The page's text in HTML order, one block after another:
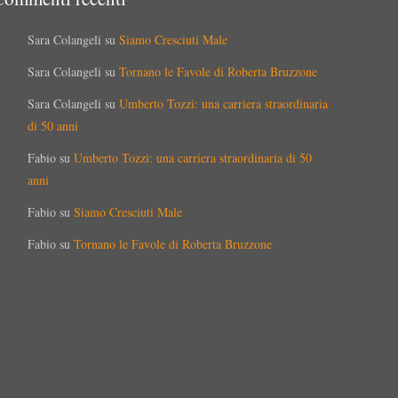
Sara Colangeli suSiamo Cresciuti Male
Sara Colangeli suTornano le Favole di Roberta Bruzzone
Sara Colangeli suUmberto Tozzi: una carriera straordinaria
di 50 anni
Fabio suUmberto Tozzi: una carriera straordinaria di 50
anni
Fabio suSiamo Cresciuti Male
Fabio suTornano le Favole di Roberta Bruzzone